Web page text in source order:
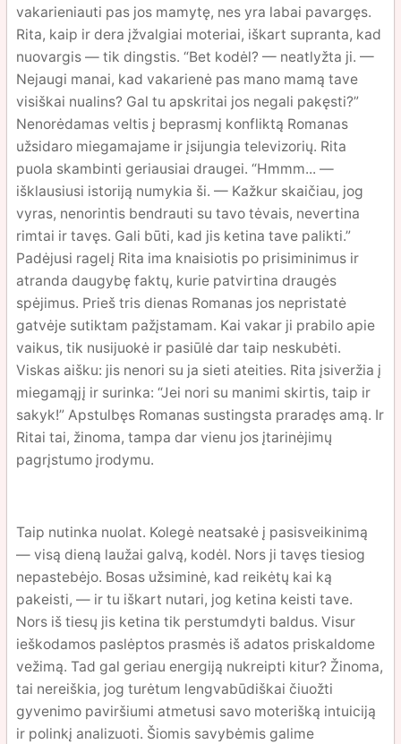
vakarieniauti pas jos mamytę, nes yra labai pavargęs.
Rita, kaip ir dera įžvalgiai moteriai, iškart supranta, kad
nuovargis — tik dingstis. “Bet kodėl? — neatlyžta ji. —
Nejaugi manai, kad vakarienė pas mano mamą tave
visiškai nualins? Gal tu apskritai jos negali pakęsti?”
Nenorėdamas veltis į beprasmį konfliktą Romanas
užsidaro miegamajame ir įsijungia televizorių. Rita
puola skambinti geriausiai draugei. “Hmmm... —
išklausiusi istoriją numykia ši. — Kažkur skaičiau, jog
vyras, nenorintis bendrauti su tavo tėvais, nevertina
rimtai ir tavęs. Gali būti, kad jis ketina tave palikti.”
Padėjusi ragelį Rita ima knaisiotis po prisiminimus ir
atranda daugybę faktų, kurie patvirtina draugės
spėjimus. Prieš tris dienas Romanas jos nepristatė
gatvėje sutiktam pažįstamam. Kai vakar ji prabilo apie
vaikus, tik nusijuokė ir pasiūlė dar taip neskubėti.
Viskas aišku: jis nenori su ja sieti ateities. Rita įsiveržia į
miegamąjį ir surinka: “Jei nori su manimi skirtis, taip ir
sakyk!” Apstulbęs Romanas sustingsta praradęs amą. Ir
Ritai tai, žinoma, tampa dar vienu jos įtarinėjimų
pagrįstumo įrodymu.
Taip nutinka nuolat. Kolegė neatsakė į pasisveikinimą
— visą dieną laužai galvą, kodėl. Nors ji tavęs tiesiog
nepastebėjo. Bosas užsiminė, kad reikėtų kai ką
pakeisti, — ir tu iškart nutari, jog ketina keisti tave.
Nors iš tiesų jis ketina tik perstumdyti baldus. Visur
ieškodamos paslėptos prasmės iš adatos priskaldome
vežimą. Tad gal geriau energiją nukreipti kitur? Žinoma,
tai nereiškia, jog turėtum lengvabūdiškai čiuožti
gyvenimo paviršiumi atmetusi savo moterišką intuiciją
ir polinkį analizuoti. Šiomis savybėmis galime